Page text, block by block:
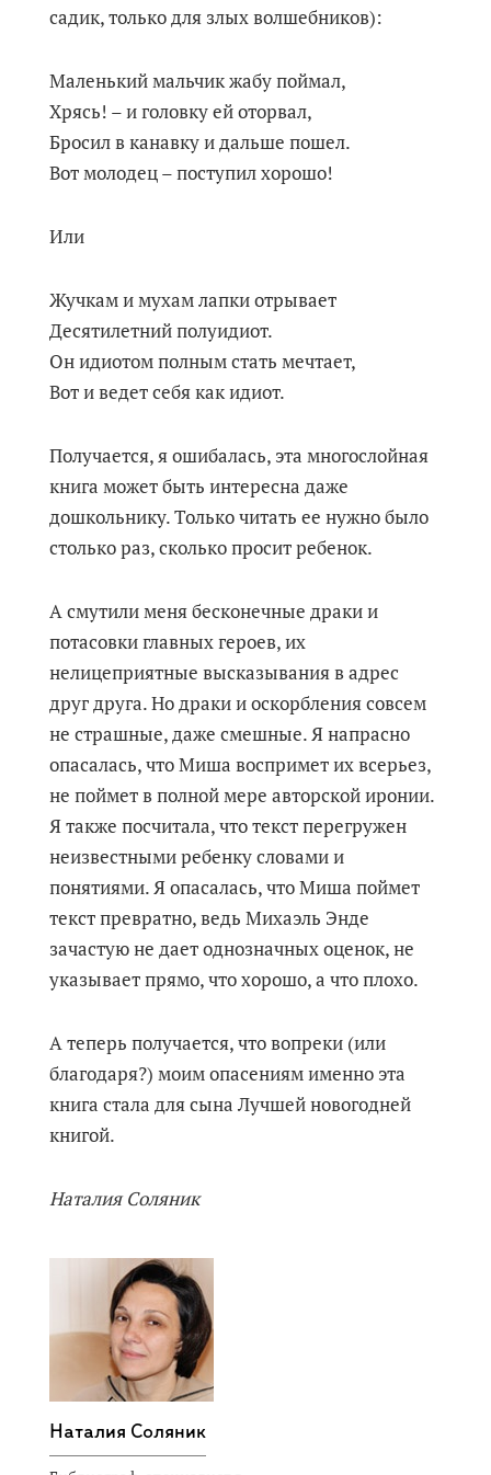
садик, только для злых волшебников):
Маленький мальчик жабу поймал,
Хрясь! – и головку ей оторвал,
Бросил в канавку и дальше пошел.
Вот молодец – поступил хорошо!
Или
Жучкам и мухам лапки отрывает
Десятилетний полуидиот.
Он идиотом полным стать мечтает,
Вот и ведет себя как идиот.
Получается, я ошибалась, эта многослойная
книга может быть интересна даже
дошкольнику. Только читать ее нужно было
столько раз, сколько просит ребенок.
А смутили меня бесконечные драки и
потасовки главных героев, их
нелицеприятные высказывания в адрес
друг друга. Но драки и оскорбления совсем
не страшные, даже смешные. Я напрасно
опасалась, что Миша воспримет их всерьез,
не поймет в полной мере авторской иронии.
Я также посчитала, что текст перегружен
неизвестными ребенку словами и
понятиями. Я опасалась, что Миша поймет
текст превратно, ведь Михаэль Энде
зачастую не дает однозначных оценок, не
указывает прямо, что хорошо, а что плохо.
А теперь получается, что вопреки (или
благодаря?) моим опасениям именно эта
книга стала для сына Лучшей новогодней
книгой.
Наталия Соляник
Наталия Соляник